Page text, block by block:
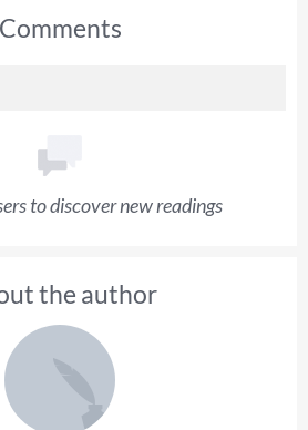
Comments
to discover new readings
the author